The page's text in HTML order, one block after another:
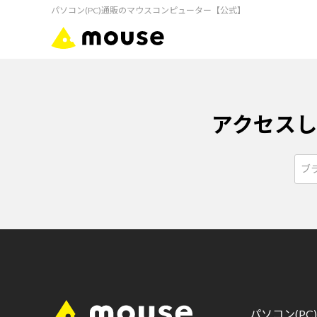
パソコン(PC)通販のマウスコンピューター【公式】
アクセス
パソコン